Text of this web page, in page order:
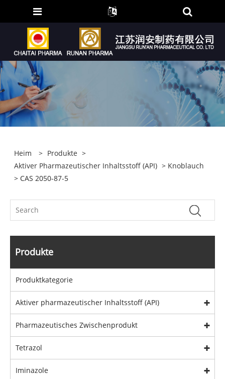
Heim > Produkte >
Aktiver Pharmazeutischer Inhaltsstoff (API) > Knoblauch
> CAS 2050-87-5
Produkte
Produktkategorie
Aktiver pharmazeutischer Inhaltsstoff (API)
Pharmazeutisches Zwischenprodukt
Tetrazol
Iminazole